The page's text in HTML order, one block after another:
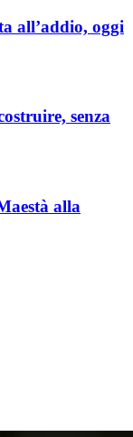
all’addio, oggi
senza
alla